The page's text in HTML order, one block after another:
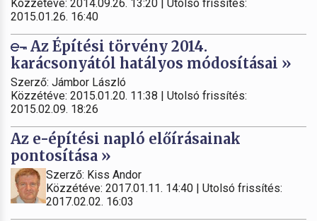
Közzétéve: 2014.09.26. 13:20 | Utolsó frissítés:
2015.01.26. 16:40
Az Építési törvény 2014.
karácsonyától hatályos módosításai »
Szerző: Jámbor László
Közzétéve: 2015.01.20. 11:38 | Utolsó frissítés:
2015.02.09. 18:26
Az e-építési napló előírásainak
pontosítása »
Szerző: Kiss Andor
Közzétéve: 2017.01.11. 14:40 | Utolsó frissítés:
2017.02.02. 16:03